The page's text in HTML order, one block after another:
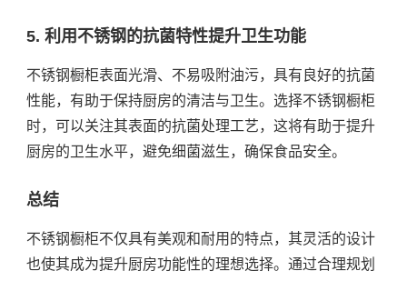
5. 利用不锈钢的抗菌特性提升卫生功能
不锈钢橱柜表面光滑、不易吸附油污，具有良好的抗菌
性能，有助于保持厨房的清洁与卫生。选择不锈钢橱柜
时，可以关注其表面的抗菌处理工艺，这将有助于提升
厨房的卫生水平，避免细菌滋生，确保食品安全。
总结
不锈钢橱柜不仅具有美观和耐用的特点，其灵活的设计
也使其成为提升厨房功能性的理想选择。通过合理规划